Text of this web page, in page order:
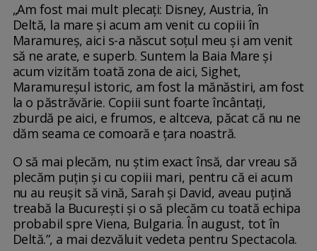
„Am fost mai mult plecați: Disney, Austria, în
Deltă, la mare și acum am venit cu copiii în
Maramureș, aici s-a născut soțul meu și am venit
să ne arate, e superb. Suntem la Baia Mare și
acum vizităm toată zona de aici, Sighet,
Maramureșul istoric, am fost la mănăstiri, am fost
la o păstrăvărie. Copiii sunt foarte încântați,
zburdă pe aici, e frumos, e altceva, păcat că nu ne
dăm seama ce comoară e țara noastră.
O să mai plecăm, nu știm exact însă, dar vreau să
plecăm puțin și cu copiii mari, pentru că ei acum
nu au reușit să vină, Sarah și David, aveau puțină
treabă la București și o să plecăm cu toată echipa
probabil spre Viena, Bulgaria. În august, tot în
Deltă.”, a mai dezvăluit vedeta pentru Spectacola.